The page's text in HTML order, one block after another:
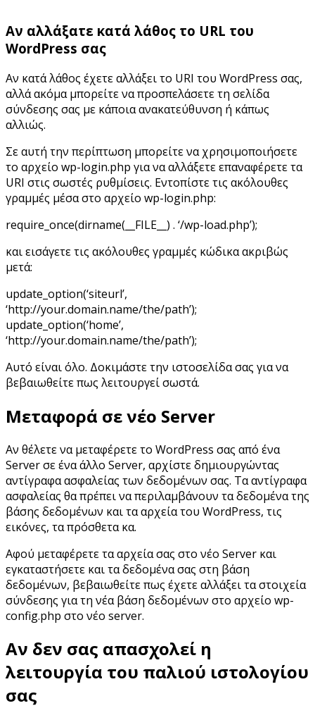
Αν αλλάξατε κατά λάθος το URL του
WordPress σας
Αν κατά λάθος έχετε αλλάξει το URI του WordPress σας,
αλλά ακόμα μπορείτε να προσπελάσετε τη σελίδα
σύνδεσης σας με κάποια ανακατεύθυνση ή κάπως
αλλιώς.
Σε αυτή την περίπτωση μπορείτε να χρησιμοποιήσετε
το αρχείο wp-login.php για να αλλάξετε επαναφέρετε τα
URI στις σωστές ρυθμίσεις. Εντοπίστε τις ακόλουθες
γραμμές μέσα στο αρχείο wp-login.php:
require_once(dirname(__FILE__) . ‘/wp-load.php’);
και εισάγετε τις ακόλουθες γραμμές κώδικα ακριβώς
μετά:
update_option(‘siteurl’,
‘http://your.domain.name/the/path’);
update_option(‘home’,
‘http://your.domain.name/the/path’);
Αυτό είναι όλο. Δοκιμάστε την ιστοσελίδα σας για να
βεβαιωθείτε πως λειτουργεί σωστά.
Μεταφορά σε νέο Server
Αν θέλετε να μεταφέρετε το WordPress σας από ένα
Server σε ένα άλλο Server, αρχίστε δημιουργώντας
αντίγραφα ασφαλείας των δεδομένων σας. Τα αντίγραφα
ασφαλείας θα πρέπει να περιλαμβάνουν τα δεδομένα της
βάσης δεδομένων και τα αρχεία του WordPress, τις
εικόνες, τα πρόσθετα κα.
Αφού μεταφέρετε τα αρχεία σας στο νέο Server και
εγκαταστήσετε και τα δεδομένα σας στη βάση
δεδομένων, βεβαιωθείτε πως έχετε αλλάξει τα στοιχεία
σύνδεσης για τη νέα βάση δεδομένων στο αρχείο wp-
config.php στο νέο server.
Αν δεν σας απασχολεί η
λειτουργία του παλιού ιστολογίου
σας